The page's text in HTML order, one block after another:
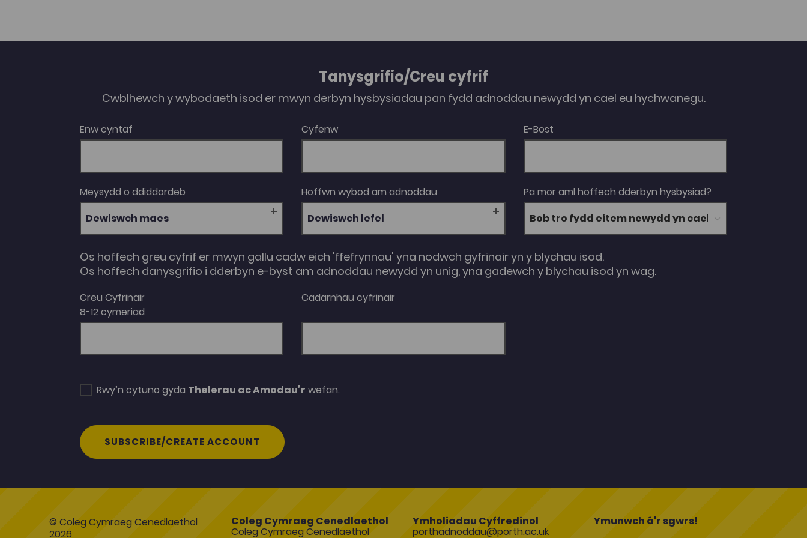
Bangor ac yn gyfrifol am y ddarpariaeth
amser, gosod nodau effeithiol ayb.
Tanysgrifio/Creu cyfrif
Cwblhewch y wybodaeth isod er mwyn derbyn hysbysiadau pan fydd adnoddau newydd yn cael eu hychwanegu.
Enw cyntaf Cyfenw E-Bost
Meysydd o ddiddordeb
Dewiswch maes
Hoffwn wybod am adnoddau
Dewiswch lefel
Pa mor aml hoffech dderbyn hysbysiad?
Os hoffech greu cyfrif er mwyn gallu cadw eich 'ffefrynnau' yna nodwch gyfrinair yn y blychau isod.
Os hoffech danysgrifio i dderbyn e-byst am adnoddau newydd yn unig, yna gadewch y blychau isod yn wag.
Creu Cyfrinair
8-12 cymeriad
Cadarnhau cyfrinair
Rwy’n cytuno gyda Thelerau ac Amodau’r wefan.
SUBSCRIBE/CREATE ACCOUNT
© Coleg Cymraeg Cenedlaethol
2026
Coleg Cymraeg Cenedlaethol
Coleg Cymraeg Cenedlaethol
Ymholiadau Cyffredinol
porthadnoddau@porth.ac.uk
Ymunwch â'r sgwrs!